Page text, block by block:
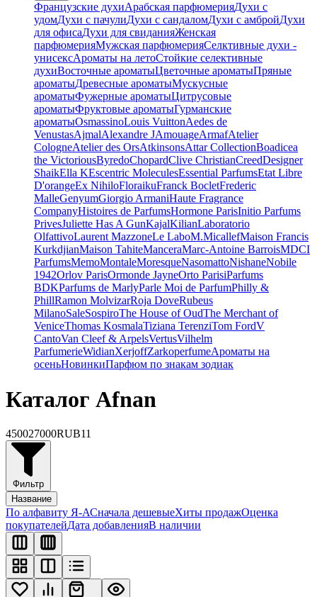
Французские духиАрабская парфюмерияДухи с
удомДухи с пачулиДухи с сандаломДухи с амбройДухи
для офисаДухи для свиданияЖенская
парфюмерияМужская парфюмерияСелктивные духи -
унисексАроматы на летоСтойкие селективные
духиВосточные ароматыЦветочные ароматыПряные
ароматыДревесные ароматыМускусные
ароматыФужерные ароматыЦитрусовые
ароматыФруктовые ароматыГурманские
ароматыOsmassinoLouis VuittonAedes de
VenustasAjmalAlexandre JAmouageArmafAtelier
CologneAtelier des OrsAtkinsonsAttar CollectionBoadicea
the VictoriousByredoChopardClive ChristianCreedDesigner
ShaikElla KEscentric MoleculesEssential ParfumsEtat Libre
D'orangeEx NihiloFloraikuFranck BocletFrederic
MalleGenyumGiorgio ArmaniHaute Fragrance
CompanyHistoires de ParfumsHormone ParisInitio Parfums
PrivesJuliette Has A GunKajalKilianLaboratorio
OlfattivoLaurent MazzoneLe LaboM.MicallefMaison Francis
KurkdjianMaison TahiteManceraMarc-Antoine BarroisMDCI
ParfumsMemoMontaleMoresqueNasomattoNishaneNobile
1942Orlov ParisOrmonde JayneOrto ParisiParfums
BDKParfums de MarlyParle Moi de ParfumPhilly &
PhillRamon MolvizarRoja DoveRubeus
MilanoSaleSospiroThe House of OudThe Merchant of
VeniceThomas KosmalaTiziana TerenziTom FordV
CantoVan Cleef & ArpelsVertusVilhelm
ParfumerieWidianXerjoffZarkoperfumeАроматы на
осеньНовинкиПарфюм по знакам зодиак
Каталог Afnan
450027000RUB11
Фильтр
Название
По алфавиту Я-АСначала дешевыеХиты продажОценка
покупателейДата добавленияВ наличии